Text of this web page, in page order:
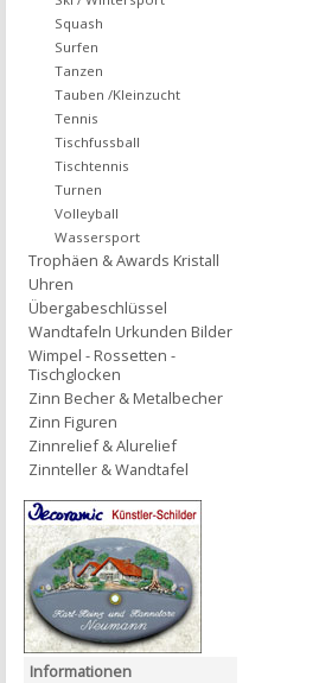
Squash
Surfen
Tanzen
Tauben /Kleinzucht
Tennis
Tischfussball
Tischtennis
Turnen
Volleyball
Wassersport
Trophäen & Awards Kristall
Uhren
Übergabeschlüssel
Wandtafeln Urkunden Bilder
Wimpel - Rossetten -
Tischglocken
Zinn Becher & Metalbecher
Zinn Figuren
Zinnrelief & Alurelief
Zinnteller & Wandtafel
Informationen